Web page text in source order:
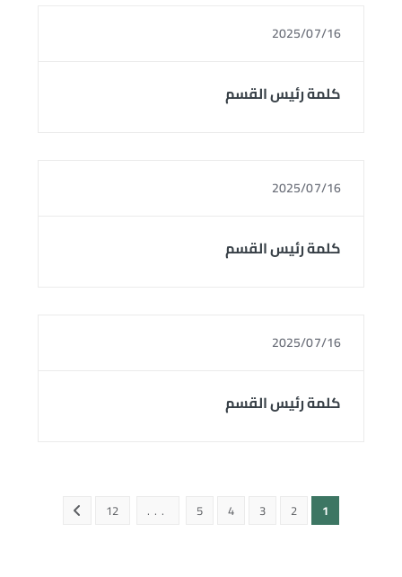
2025/07/16
كلمة رئيس القسم
2025/07/16
كلمة رئيس القسم
2025/07/16
كلمة رئيس القسم
1
2
3
4
5
...
12